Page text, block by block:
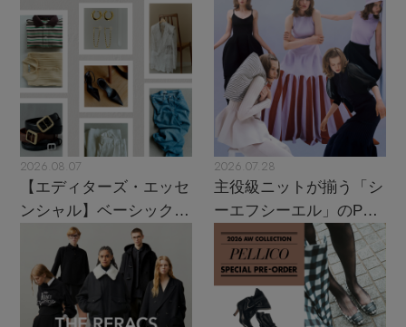
2026.08.07
【エディターズ・エッセ
ンシャル】ベーシックと
トレンドが交差する16の
2026.07.28
主役級ニットが揃う「シ
ーエフシーエル」のPOP
UPがスタート